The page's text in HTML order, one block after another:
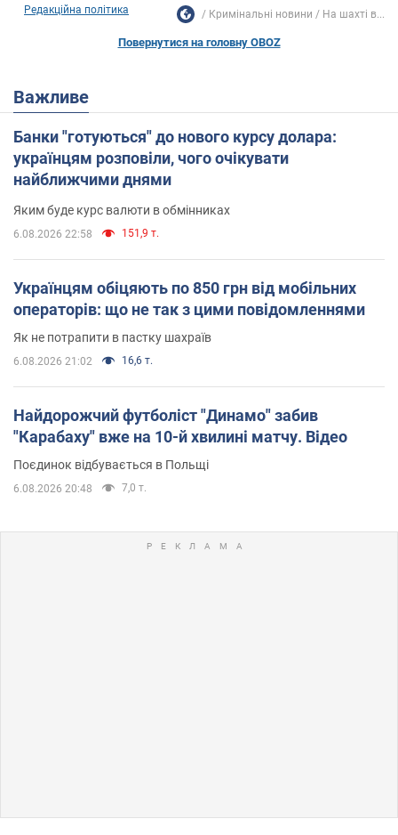
Редакційна політика Кримінальні новини На шахті в...
Повернутися на головну OBOZ
Важливе
Банки "готуються" до нового курсу долара:
українцям розповіли, чого очікувати
найближчими днями
Яким буде курс валюти в обмінниках
6.08.2026 22:58 151,9 т.
Українцям обіцяють по 850 грн від мобільних
операторів: що не так з цими повідомленнями
Як не потрапити в пастку шахраїв
6.08.2026 21:02 16,6 т.
Найдорожчий футболіст "Динамо" забив
"Карабаху" вже на 10-й хвилині матчу. Відео
Поєдинок відбувається в Польщі
6.08.2026 20:48 7,0 т.